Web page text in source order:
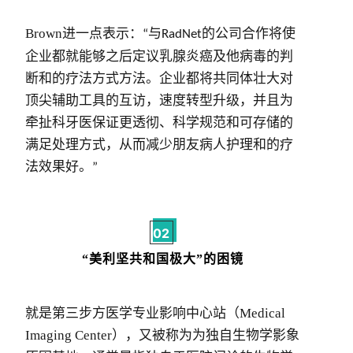
Brown进一点表示： “与RadNet的公司合作将使
企业都就能够之后定议乳腺炎癌及他病毒的判
断和的疗法方式方法。企业都将共同体壮大对
顶尖辅助工具的互访，速度转型升级，并且为
牵扯科牙医保证更透彻、科学规范和可存储的
满足处理方式，从而减少朋友病人护理和的疗
法效果好。
”
02
“美利坚共和国极大”的困镜
就是第三步方医学专业影响中心站（Medical
Imaging Center），又被称为为独自生物学影象